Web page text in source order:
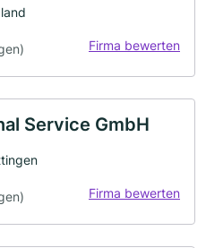
Firma bewerten
Service GmbH
Firma bewerten